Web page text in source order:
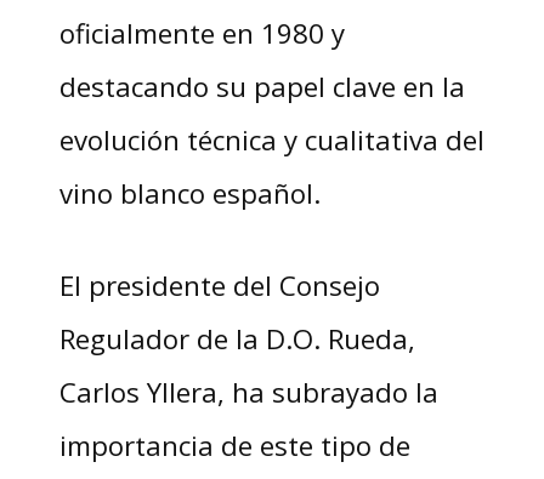
oficialmente en 1980 y
destacando su papel clave en la
evolución técnica y cualitativa del
vino blanco español.
El presidente del Consejo
Regulador de la D.O. Rueda,
Carlos Yllera, ha subrayado la
importancia de este tipo de